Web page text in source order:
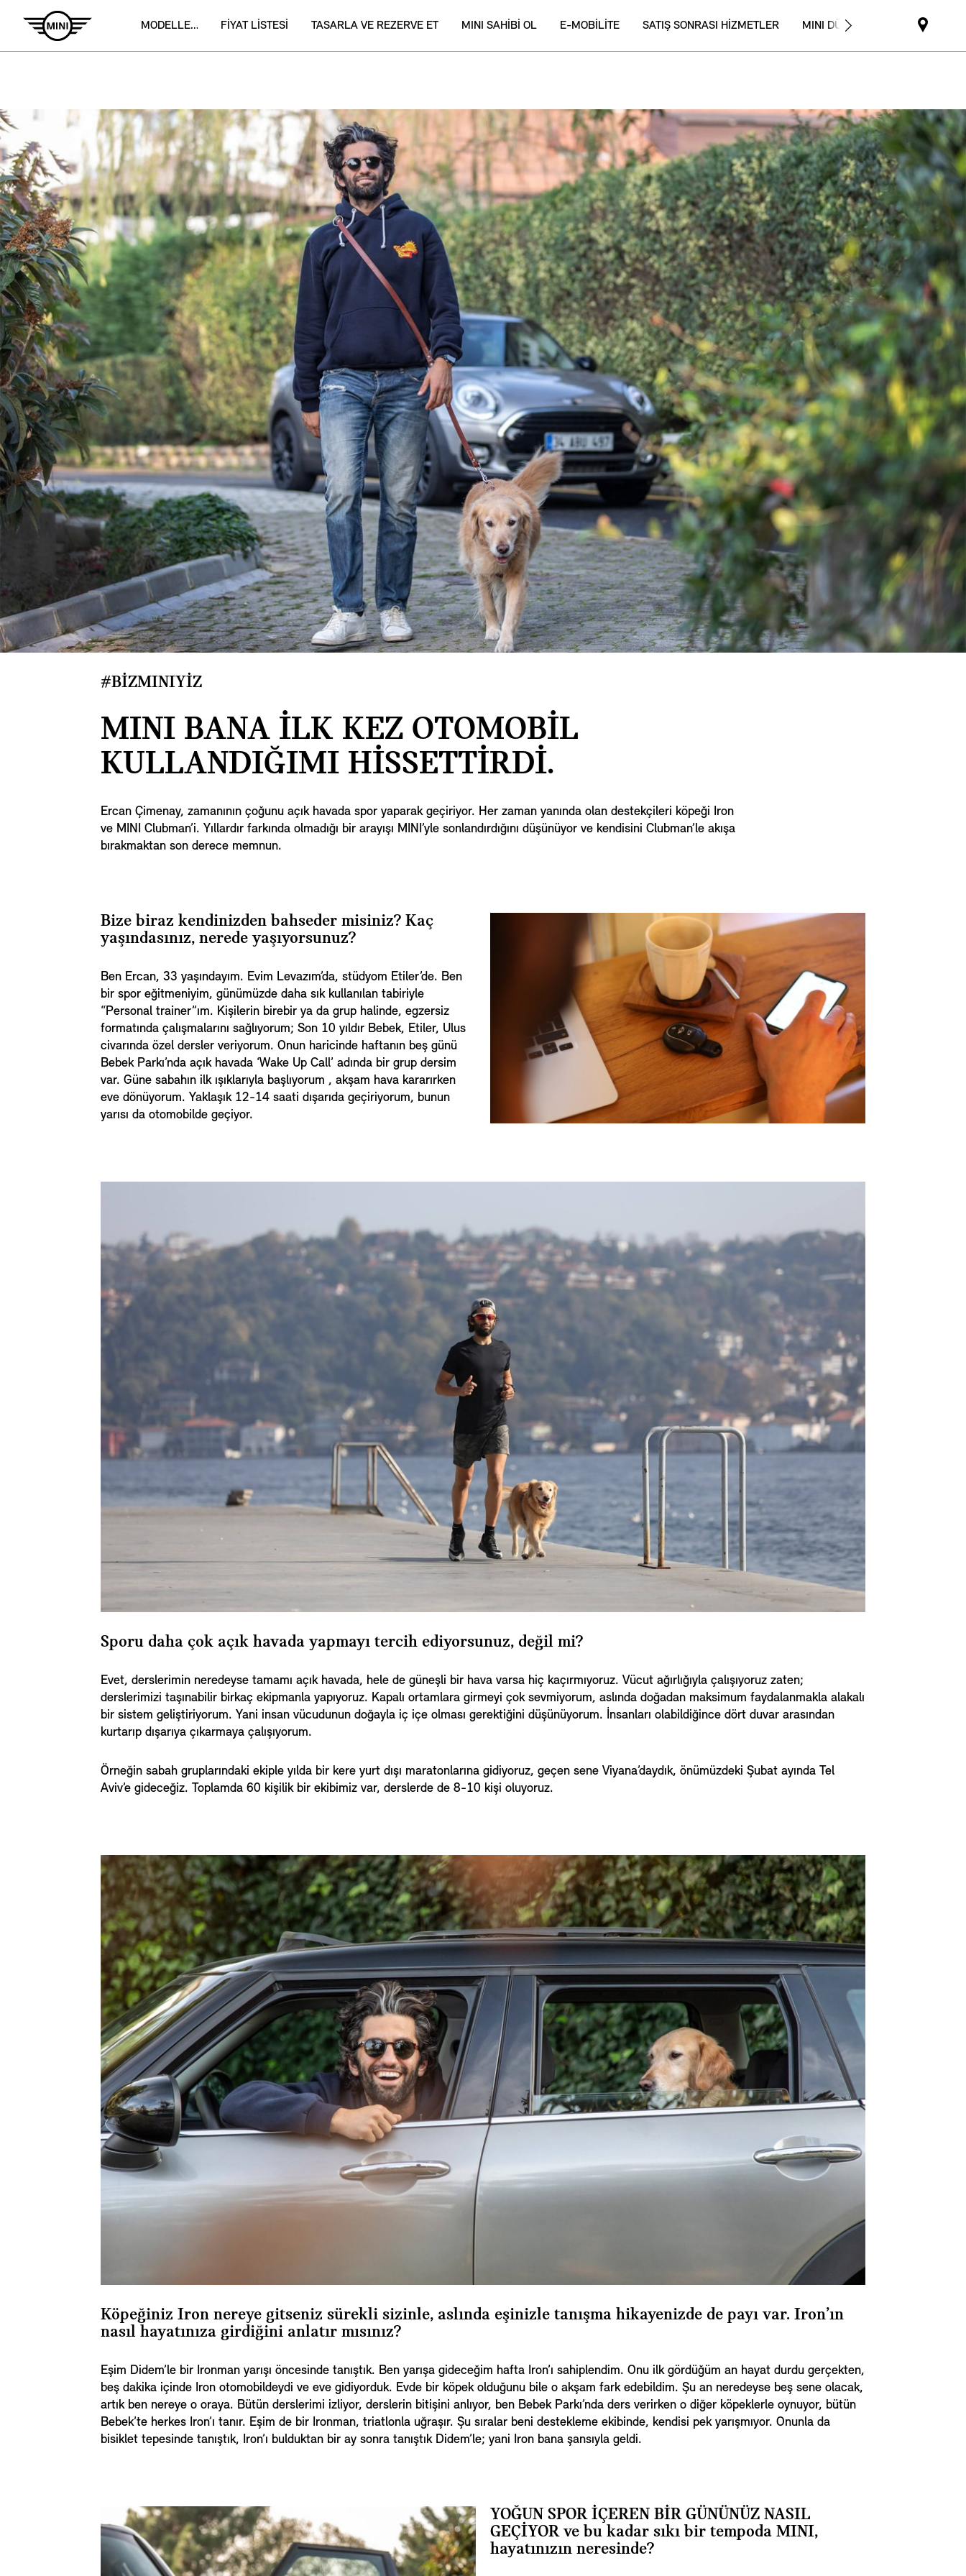
MODELLER ­ FİYAT LİSTESİ TASARLA VE REZERVE ET MINI SAHİBİ OL E-MOBİLİTE SATIŞ SONRASI HİZMETLER MINI DÜNYASI
Mini
dealer
#BİZMINIYİZ
MINI BANA İLK KEZ OTOMOBİL
KULLANDIĞIMI HİSSETTİRDİ.
Ercan Çimenay, zamanının çoğunu açık havada spor yaparak geçiriyor. Her zaman yanında olan destekçileri köpeği Iron
ve MINI Clubman’i. Yıllardır farkında olmadığı bir arayışı MINI’yle sonlandırdığını düşünüyor ve kendisini Clubman’le akışa
bırakmaktan son derece memnun.
Bize biraz kendinizden bahseder misiniz? Kaç
yaşındasınız, nerede yaşıyorsunuz?
Ben Ercan, 33 yaşındayım. Evim Levazım’da, stüdyom Etiler’de. Ben
bir spor eğitmeniyim, günümüzde daha sık kullanılan tabiriyle
“Personal trainer”ım. Kişilerin birebir ya da grup halinde, egzersiz
formatında çalışmalarını sağlıyorum; Son 10 yıldır Bebek, Etiler, Ulus
civarında özel dersler veriyorum. Onun haricinde haftanın beş günü
Bebek Parkı’nda açık havada ‘Wake Up Call’ adında bir grup dersim
var. Güne sabahın ilk ışıklarıyla başlıyorum , akşam hava kararırken
eve dönüyorum. Yaklaşık 12-14 saati dışarıda geçiriyorum, bunun
yarısı da otomobilde geçiyor.
Sporu daha çok açık havada yapmayı tercih ediyorsunuz, değil mi?
Evet, derslerimin neredeyse tamamı açık havada, hele de güneşli bir hava varsa hiç kaçırmıyoruz. Vücut ağırlığıyla çalışıyoruz zaten;
derslerimizi taşınabilir birkaç ekipmanla yapıyoruz. Kapalı ortamlara girmeyi çok sevmiyorum, aslında doğadan maksimum faydalanmakla alakalı
bir sistem geliştiriyorum. Yani insan vücudunun doğayla iç içe olması gerektiğini düşünüyorum. İnsanları olabildiğince dört duvar arasından
kurtarıp dışarıya çıkarmaya çalışıyorum.
Örneğin sabah gruplarındaki ekiple yılda bir kere yurt dışı maratonlarına gidiyoruz, geçen sene Viyana’daydık, önümüzdeki Şubat ayında Tel
Aviv’e gideceğiz. Toplamda 60 kişilik bir ekibimiz var, derslerde de 8-10 kişi oluyoruz.
Köpeğiniz Iron nereye gitseniz sürekli sizinle, aslında eşinizle tanışma hikayenizde de payı var. Iron’ın
nasıl hayatınıza girdiğini anlatır mısınız?
Eşim Didem’le bir Ironman yarışı öncesinde tanıştık. Ben yarışa gideceğim hafta Iron’ı sahiplendim. Onu ilk gördüğüm an hayat durdu gerçekten,
beş dakika içinde Iron otomobildeydi ve eve gidiyorduk. Evde bir köpek olduğunu bile o akşam fark edebildim. Şu an neredeyse beş sene olacak,
artık ben nereye o oraya. Bütün derslerimi izliyor, derslerin bitişini anlıyor, ben Bebek Parkı’nda ders verirken o diğer köpeklerle oynuyor, bütün
Bebek’te herkes Iron’ı tanır. Eşim de bir Ironman, triatlonla uğraşır. Şu sıralar beni destekleme ekibinde, kendisi pek yarışmıyor. Onunla da
bisiklet tepesinde tanıştık, Iron’ı bulduktan bir ay sonra tanıştık Didem’le; yani Iron bana şansıyla geldi.
YOĞUN SPOR İÇEREN BİR GÜNÜNÜZ NASIL
GEÇİYOR ve bu kadar sıkı bir tempoda MINI,
hayatınızın neresinde?